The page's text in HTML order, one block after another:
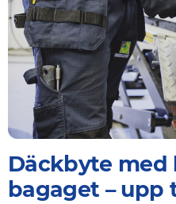
Däckbyte med
bagaget – upp